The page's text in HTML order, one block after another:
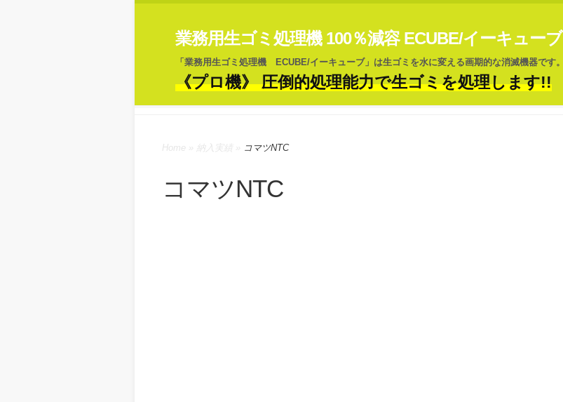
業務用生ゴミ処理機 100％減容 ECUBE/イーキューブ
「業務用生ゴミ処理機 ECUBE/イーキューブ」は生ゴミを水に変える画期的な消滅機器です。
《プロ機》 圧倒的処理能力で生ゴミを処理します!!
Home 納入実績 コマツNTC
コマツNTC